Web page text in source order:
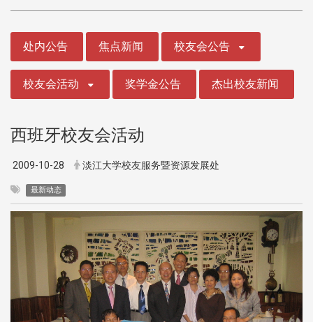
处内公告 焦点新闻 校友会公告
校友会活动 奖学金公告 杰出校友新闻
西班牙校友会活动
2009-10-28 淡江大学校友服务暨资源发展处
最新动态